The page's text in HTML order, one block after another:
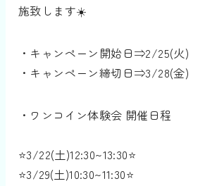
施致します☀️
・キャンペーン開始日⇒2/25(火)
・キャンペーン締切日⇒3/28(金)
・ワンコイン体験会 開催日程
⭐️3/22(土)12:30~13:30⭐️
⭐️3/29(土)10:30~11:30⭐️